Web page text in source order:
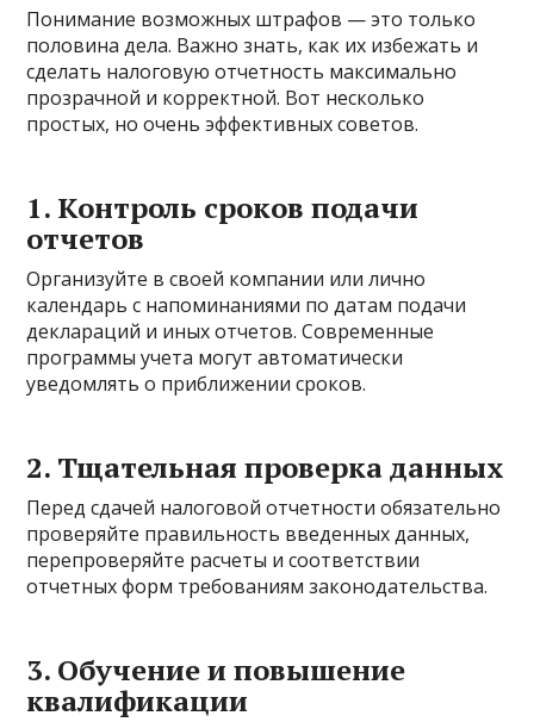
Понимание возможных штрафов — это только
половина дела. Важно знать, как их избежать и
сделать налоговую отчетность максимально
прозрачной и корректной. Вот несколько
простых, но очень эффективных советов.
1. Контроль сроков подачи
отчетов
Организуйте в своей компании или лично
календарь с напоминаниями по датам подачи
деклараций и иных отчетов. Современные
программы учета могут автоматически
уведомлять о приближении сроков.
2. Тщательная проверка данных
Перед сдачей налоговой отчетности обязательно
проверяйте правильность введенных данных,
перепроверяйте расчеты и соответствии
отчетных форм требованиям законодательства.
3. Обучение и повышение
квалификации